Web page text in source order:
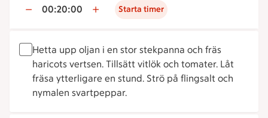
00:20:00 Starta timer
Hetta upp oljan i en stor stekpanna och fräs
haricots vertsen. Tillsätt vitlök och tomater. Låt
fräsa ytterligare en stund. Strö på flingsalt och
nymalen svartpeppar.